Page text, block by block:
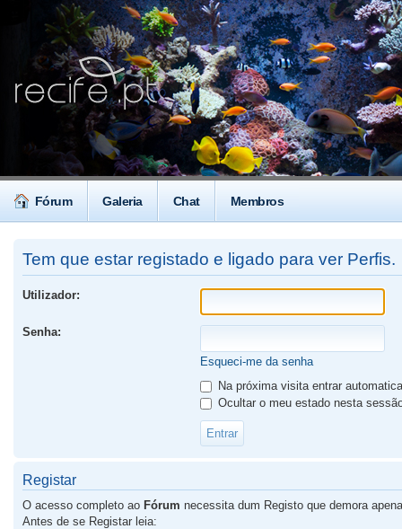
Fórum Galeria Chat Membros
Tem que estar registado e ligado para ver Perfis.
Utilizador:
Senha:
Esqueci-me da senha
Na próxima visita entrar
Ocultar o meu estado nesta
Registar
O acesso completo ao Fórum necessita dum Registo que demora
Antes de se Registar leia: